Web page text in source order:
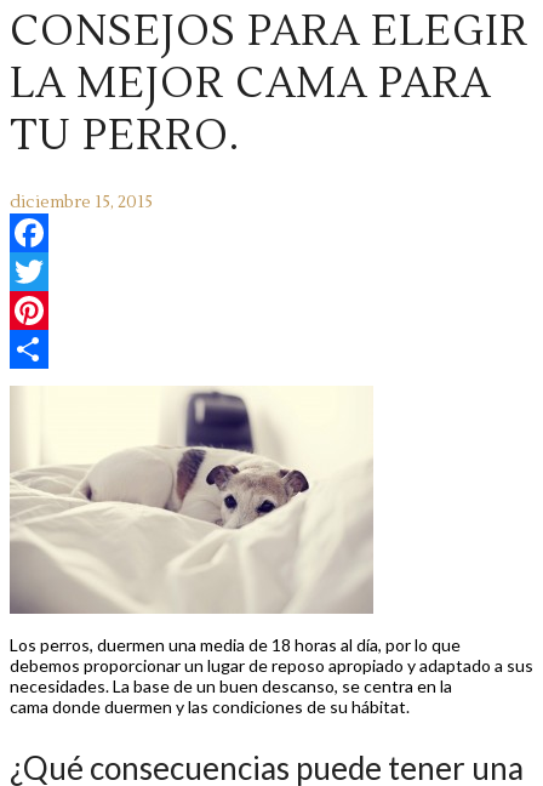
CONSEJOS PARA ELEGIR
LA MEJOR CAMA PARA
TU PERRO.
diciembre 15, 2015
Facebook
Twitter
Pinterest
Compartir
Los perros, duermen una media de 18 horas al día, por lo que
debemos proporcionar un lugar de reposo apropiado y adaptado a sus
necesidades. La base de un buen descanso, se centra en la
cama donde duermen y las condiciones de su hábitat.
¿Qué consecuencias puede tener una